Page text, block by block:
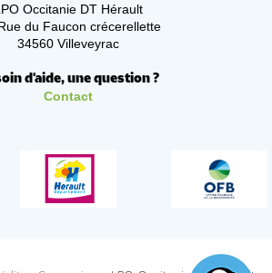
Occitanie DT Hérault
du Faucon crécerellette
34560 Villeveyrac
d'aide, une question ?
Contact